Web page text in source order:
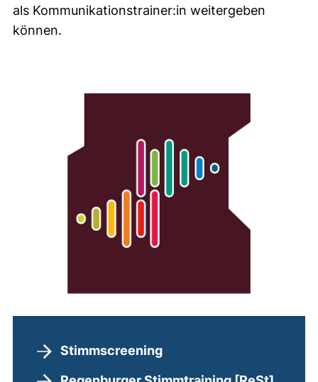
als Kommunikationstrainer:in weitergeben
können.
Stimmscreening